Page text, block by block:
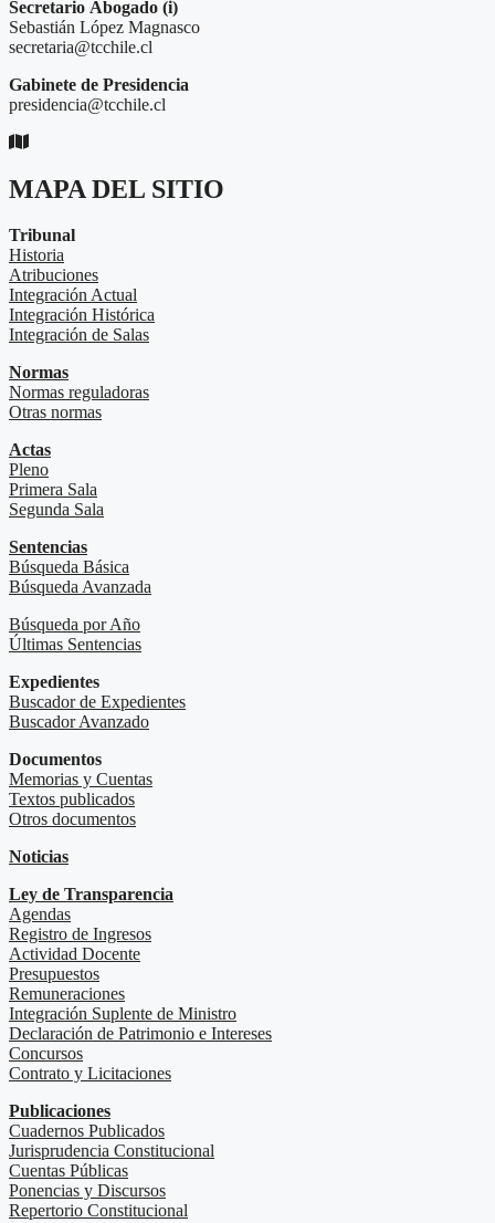
Secretario Abogado (i)
Sebastián López Magnasco
secretaria@tcchile.cl
Gabinete de Presidencia
presidencia@tcchile.cl
MAPA DEL SITIO
Tribunal
Historia
Atribuciones
Integración Actual
Integración Histórica
Integración de Salas
Normas
Normas reguladoras
Otras normas
Actas
Pleno
Primera Sala
Segunda Sala
Sentencias
Búsqueda Básica
Búsqueda Avanzada
Búsqueda por Año
Últimas Sentencias
Expedientes
Buscador de Expedientes
Buscador Avanzado
Documentos
Memorias y Cuentas
Textos publicados
Otros documentos
Noticias
Ley de Transparencia
Agendas
Registro de Ingresos
Actividad Docente
Presupuestos
Remuneraciones
Integración Suplente de Ministro
Declaración de Patrimonio e Intereses
Concursos
Contrato y Licitaciones
Publicaciones
Cuadernos Publicados
Jurisprudencia Constitucional
Cuentas Públicas
Ponencias y Discursos
Repertorio Constitucional